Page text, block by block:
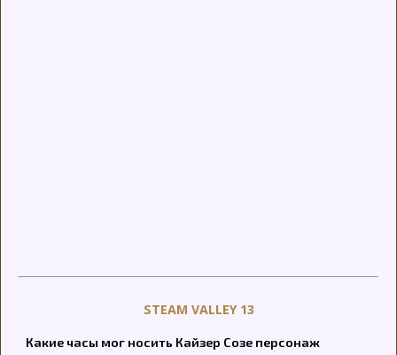
STEAM VALLEY 13
Какие часы мог носить Кайзер Созе персонаж